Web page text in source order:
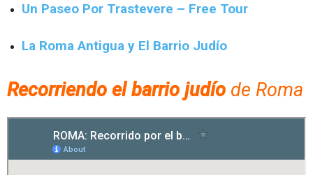
Un Paseo Por Trastevere – Free Tour
La Roma Antigua y El Barrio Judío
Recorriendo el barrio judío de Roma